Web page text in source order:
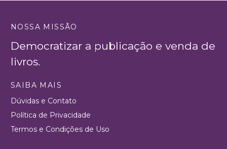
NOSSA MISSÃO
Democratizar a publicação e venda de
livros.
SAIBA MAIS
Dúvidas e Contato
Política de Privacidade
Termos e Condições de Uso